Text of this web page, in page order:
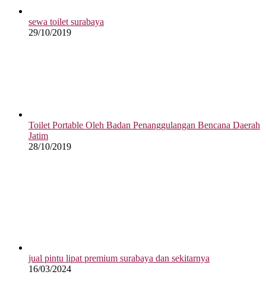
sewa toilet surabaya
29/10/2019
Toilet Portable Oleh Badan Penanggulangan Bencana Daerah
Jatim
28/10/2019
jual pintu lipat premium surabaya dan sekitarnya
16/03/2024